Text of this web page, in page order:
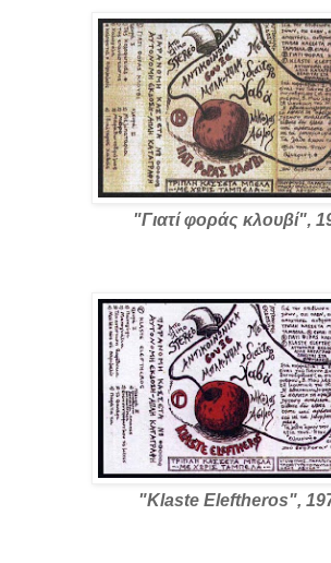
"Γιατί φοράς κλουβί",
"Klaste Eleftheros",